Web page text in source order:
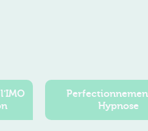
Hypnose